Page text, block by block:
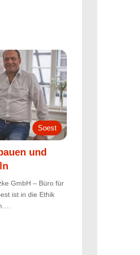
Soest
und
GmbH – Büro für
ist in die Ethik